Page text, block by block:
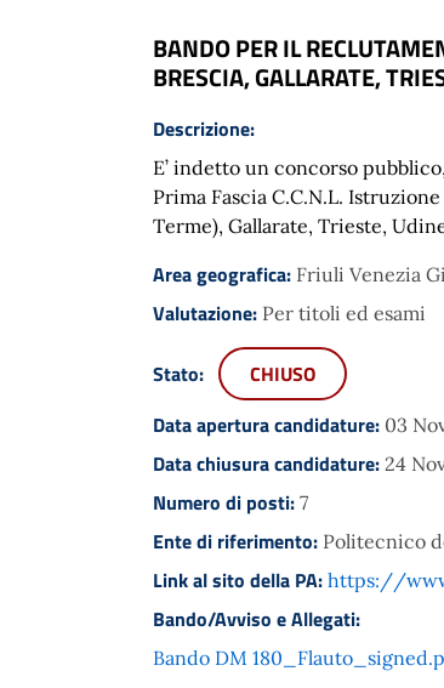
BANDO PER IL
BRESCIA, GALLARATE,
Descrizione:
E’ indetto un concorso
Prima Fascia C.C.N.L.
Terme), Gallarate, Trieste,
Area geografica: Friuli Venezia
Valutazione: Per titoli ed esami
Stato:
CHIUSO
Data apertura candidature: 03
Data chiusura candidature: 24
Numero di posti: 7
Ente di riferimento: Politecnico
Link al sito della PA: https://
Bando/Avviso e Allegati:
Bando DM